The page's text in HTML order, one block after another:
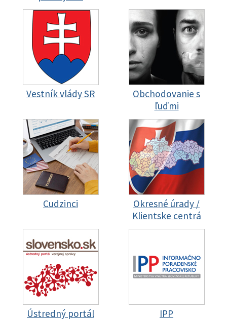
Vestník vlády SR
Obchodovanie s
ľuďmi
Cudzinci
Okresné úrady /
Klientske centrá
Ústredný portál
IPP